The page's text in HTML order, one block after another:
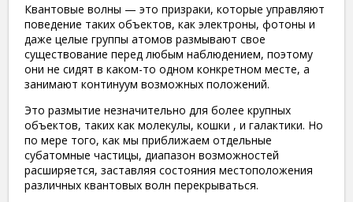
Квантовые волны — это призраки, которые управляют
поведение таких объектов, как электроны, фотоны и
даже целые группы атомов размывают свое
существование перед любым наблюдением, поэтому
они не сидят в каком-то одном конкретном месте, а
занимают континуум возможных положений.
Это размытие незначительно для более крупных
объектов, таких как молекулы, кошки , и галактики. Но
по мере того, как мы приближаем отдельные
субатомные частицы, диапазон возможностей
расширяется, заставляя состояния местоположения
различных квантовых волн перекрываться.